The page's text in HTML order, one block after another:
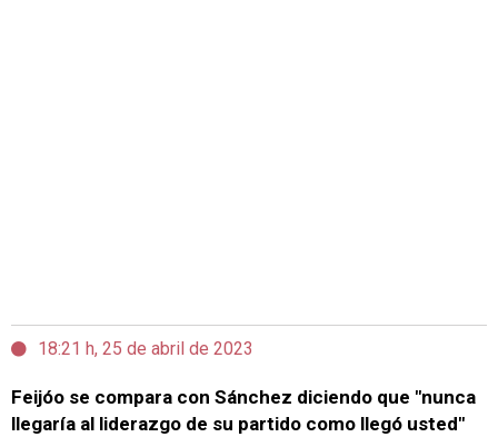
18:21 h, 25 de abril de 2023
Feijóo se compara con Sánchez diciendo que "nunca
llegaría al liderazgo de su partido como llegó usted"